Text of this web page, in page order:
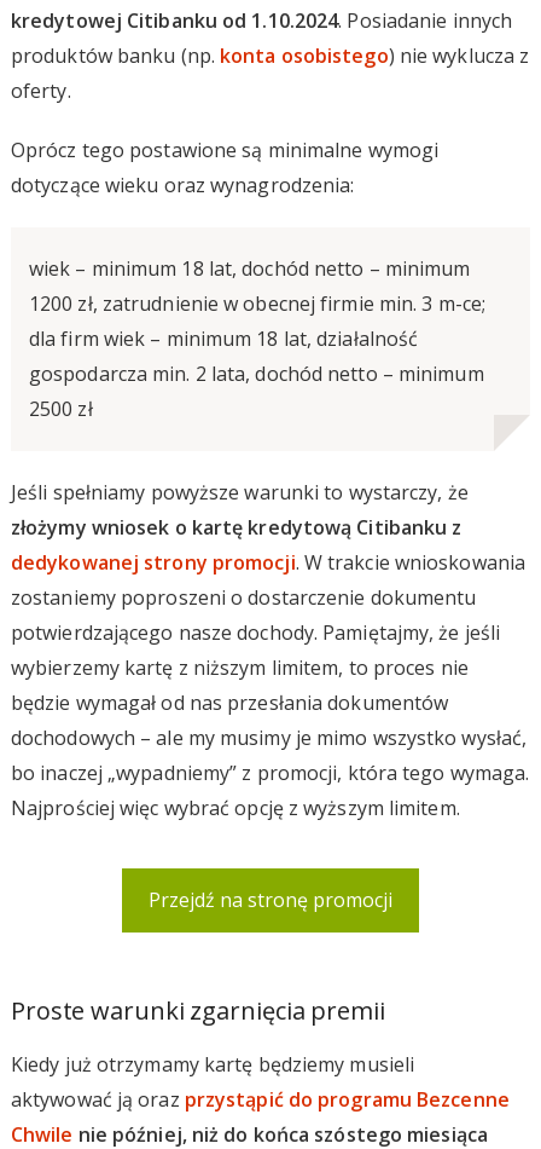
kredytowej Citibanku od 1.10.2024. Posiadanie innych
produktów banku (np. konta osobistego) nie wyklucza z
oferty.
Oprócz tego postawione są minimalne wymogi
dotyczące wieku oraz wynagrodzenia:
wiek – minimum 18 lat, dochód netto – minimum
1200 zł, zatrudnienie w obecnej firmie min. 3 m-ce;
dla firm wiek – minimum 18 lat, działalność
gospodarcza min. 2 lata, dochód netto – minimum
2500 zł
Jeśli spełniamy powyższe warunki to wystarczy, że
złożymy wniosek o kartę kredytową Citibanku z
dedykowanej strony promocji. W trakcie wnioskowania
zostaniemy poproszeni o dostarczenie dokumentu
potwierdzającego nasze dochody. Pamiętajmy, że jeśli
wybierzemy kartę z niższym limitem, to proces nie
będzie wymagał od nas przesłania dokumentów
dochodowych – ale my musimy je mimo wszystko wysłać,
bo inaczej „wypadniemy” z promocji, która tego wymaga.
Najprościej więc wybrać opcję z wyższym limitem.
Przejdź na stronę promocji
Proste warunki zgarnięcia premii
Kiedy już otrzymamy kartę będziemy musieli
aktywować ją oraz przystąpić do programu Bezcenne
Chwile nie później, niż do końca szóstego miesiąca